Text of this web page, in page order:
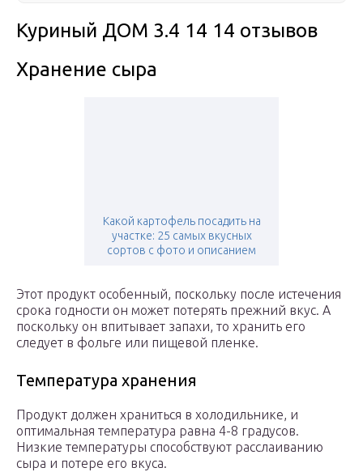
Куриный ДОМ 3.4 14 14 отзывов
Хранение сыра
Какой картофель посадить на
участке: 25 самых вкусных
сортов с фото и описанием
Этот продукт особенный, поскольку после истечения
срока годности он может потерять прежний вкус. А
поскольку он впитывает запахи, то хранить его
следует в фольге или пищевой пленке.
Температура хранения
Продукт должен храниться в холодильнике, и
оптимальная температура равна 4-8 градусов.
Низкие температуры способствуют расслаиванию
сыра и потере его вкуса.